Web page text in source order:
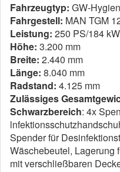
Fahrzeugtyp: GW-
Fahrgestell: MAN TGM
Leistung: 250 PS/184 kW
Höhe: 3.200 mm
Breite: 2.440 mm
Länge: 8.040 mm
Radstand: 4.125 mm
Zulässiges
Schwarzbereich: 4x
Spender für
Wäschebeutel, Lagerung
mit verschließbaren